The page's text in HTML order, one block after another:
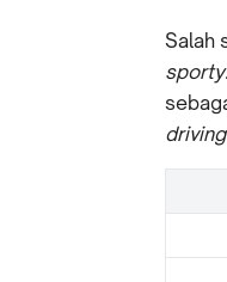
Salah
sporty